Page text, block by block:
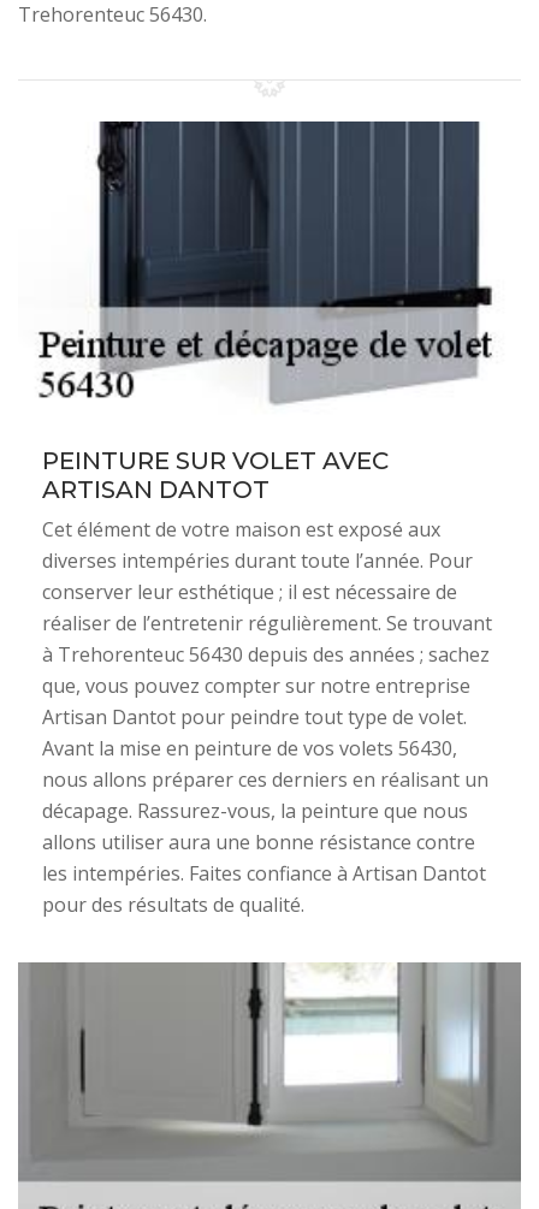
Trehorenteuc 56430.
PEINTURE SUR VOLET AVEC
ARTISAN DANTOT
Cet élément de votre maison est exposé aux
diverses intempéries durant toute l’année. Pour
conserver leur esthétique ; il est nécessaire de
réaliser de l’entretenir régulièrement. Se trouvant
à Trehorenteuc 56430 depuis des années ; sachez
que, vous pouvez compter sur notre entreprise
Artisan Dantot pour peindre tout type de volet.
Avant la mise en peinture de vos volets 56430,
nous allons préparer ces derniers en réalisant un
décapage. Rassurez-vous, la peinture que nous
allons utiliser aura une bonne résistance contre
les intempéries. Faites confiance à Artisan Dantot
pour des résultats de qualité.